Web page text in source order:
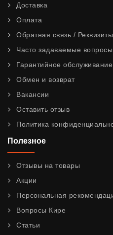
Доставка
Оплата
Обратная связь / Реквизиты
Часто задаваемые вопросы
Гарантийное обслуживание
Обмен и возврат
Вакансии
Оставить отзыв
Политика
Полезное
Отзывы на товары
Акции
Персональная
Вопросы Кире
Статьи